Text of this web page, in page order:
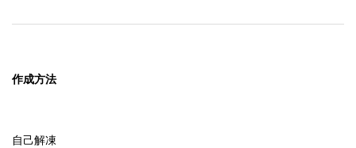
作成方法
自己解凍